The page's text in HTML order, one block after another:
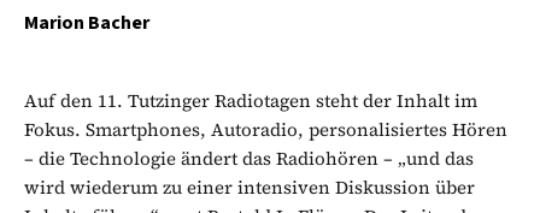
Marion Bacher
Auf den 11. Tutzinger Radiotagen steht der Inhalt im
Fokus. Smartphones, Autoradio, personalisiertes Hören
– die Technologie ändert das Radiohören – „und das
wird wiederum zu einer intensiven Diskussion über